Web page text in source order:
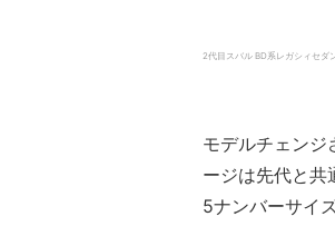
2代目スバル BD系レガシィセダ
モデルチェン
ージは先代と共
5ナンバーサイ